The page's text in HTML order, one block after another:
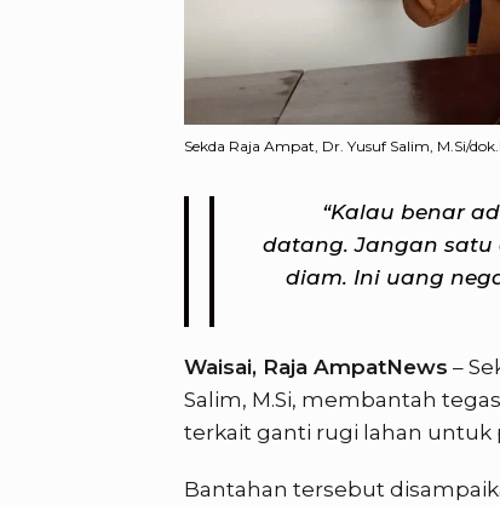
Sekda Raja Ampat, Dr. Yusuf Salim, M.Si/
“Kalau benar
datang. Jangan
diam. Ini uang
Waisai, Raja AmpatNews –
Salim, M.Si, membantah
terkait ganti rugi lahan untuk
Bantahan tersebut